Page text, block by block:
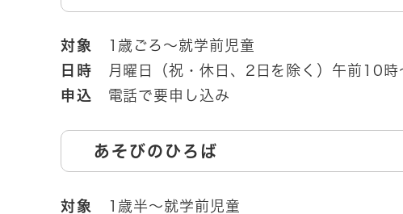
対象
1歳ごろ～就学前児童
日時 月曜日（祝・休日、2日を除く）午前10
申込 電話で要申し込み
あそびのひろば
対象
1歳半～就学前児童